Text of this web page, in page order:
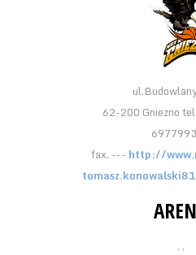
62-200 Gniezno
fax. --- http://
, ,